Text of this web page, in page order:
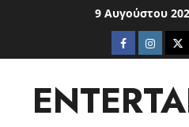
9 Αυγούστου
Facebook